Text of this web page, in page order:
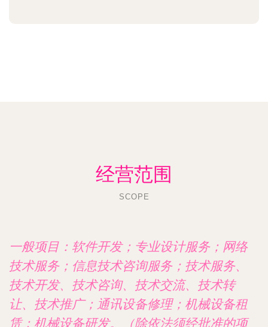
经营范围
SCOPE
一般项目：软件开发；专业设计服务；网络
技术服务；信息技术咨询服务；技术服务、
技术开发、技术咨询、技术交流、技术转
让、技术推广；通讯设备修理；机械设备租
赁；机械设备研发。（除依法须经批准的项